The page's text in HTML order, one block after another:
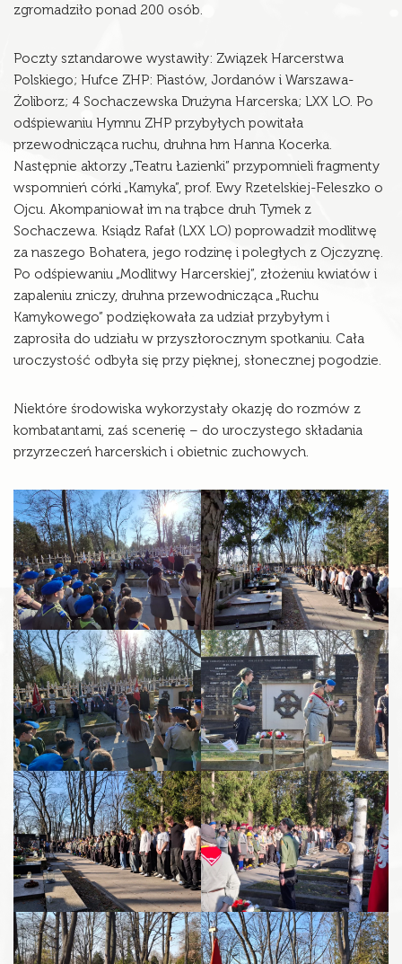
zgromadziło ponad 200 osób.
Poczty sztandarowe wystawiły: Związek Harcerstwa
Polskiego; Hufce ZHP: Piastów, Jordanów i Warszawa-
Żoliborz; 4 Sochaczewska Drużyna Harcerska; LXX LO. Po
odśpiewaniu Hymnu ZHP przybyłych powitała
przewodnicząca ruchu, druhna hm Hanna Kocerka.
Następnie aktorzy „Teatru Łazienki” przypomnieli fragmenty
wspomnień córki „Kamyka”, prof. Ewy Rzetelskiej-Feleszko o
Ojcu. Akompaniował im na trąbce druh Tymek z
Sochaczewa. Ksiądz Rafał (LXX LO) poprowadził modlitwę
za naszego Bohatera, jego rodzinę i poległych z Ojczyznę.
Po odśpiewaniu „Modlitwy Harcerskiej”, złożeniu kwiatów i
zapaleniu zniczy, druhna przewodnicząca „Ruchu
Kamykowego” podziękowała za udział przybyłym i
zaprosiła do udziału w przyszłorocznym spotkaniu. Cała
uroczystość odbyła się przy pięknej, słonecznej pogodzie.
Niektóre środowiska wykorzystały okazję do rozmów z
kombatantami, zaś scenerię – do uroczystego składania
przyrzeczeń harcerskich i obietnic zuchowych.